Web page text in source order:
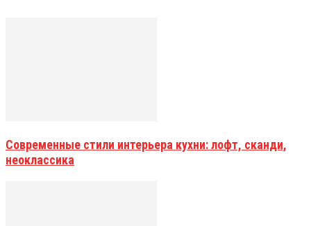
Современные стили интерьера кухни: лофт, сканди,
неоклассика